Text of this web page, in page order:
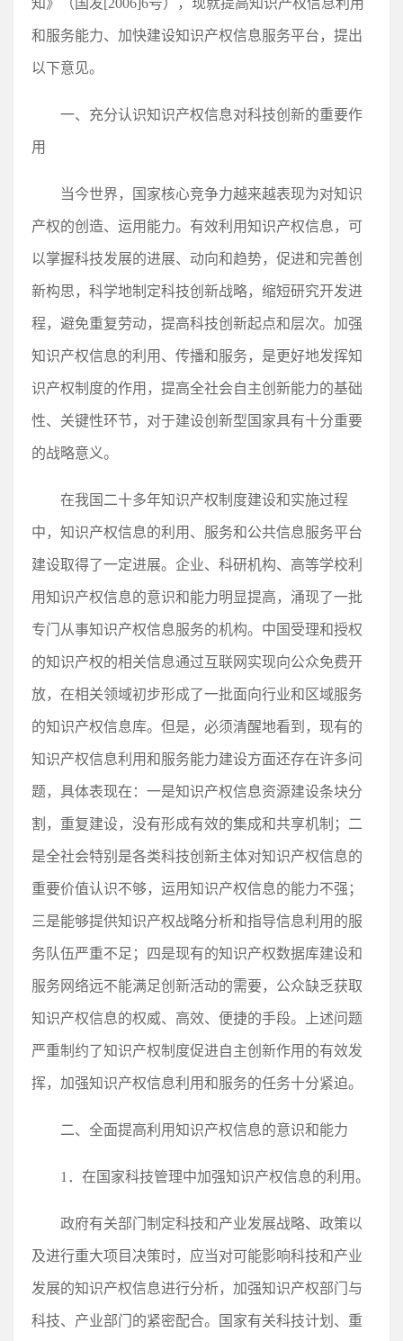
知》（国发[2006]6号），现就提高知识产权信息利用
和服务能力、加快建设知识产权信息服务平台，提出
以下意见。
一、充分认识知识产权信息对科技创新的重要作
用
当今世界，国家核心竞争力越来越表现为对知识
产权的创造、运用能力。有效利用知识产权信息，可
以掌握科技发展的进展、动向和趋势，促进和完善创
新构思，科学地制定科技创新战略，缩短研究开发进
程，避免重复劳动，提高科技创新起点和层次。加强
知识产权信息的利用、传播和服务，是更好地发挥知
识产权制度的作用，提高全社会自主创新能力的基础
性、关键性环节，对于建设创新型国家具有十分重要
的战略意义。
在我国二十多年知识产权制度建设和实施过程
中，知识产权信息的利用、服务和公共信息服务平台
建设取得了一定进展。企业、科研机构、高等学校利
用知识产权信息的意识和能力明显提高，涌现了一批
专门从事知识产权信息服务的机构。中国受理和授权
的知识产权的相关信息通过互联网实现向公众免费开
放，在相关领域初步形成了一批面向行业和区域服务
的知识产权信息库。但是，必须清醒地看到，现有的
知识产权信息利用和服务能力建设方面还存在许多问
题，具体表现在：一是知识产权信息资源建设条块分
割，重复建设，没有形成有效的集成和共享机制；二
是全社会特别是各类科技创新主体对知识产权信息的
重要价值认识不够，运用知识产权信息的能力不强；
三是能够提供知识产权战略分析和指导信息利用的服
务队伍严重不足；四是现有的知识产权数据库建设和
服务网络远不能满足创新活动的需要，公众缺乏获取
知识产权信息的权威、高效、便捷的手段。上述问题
严重制约了知识产权制度促进自主创新作用的有效发
挥，加强知识产权信息利用和服务的任务十分紧迫。
二、全面提高利用知识产权信息的意识和能力
1．在国家科技管理中加强知识产权信息的利用。
政府有关部门制定科技和产业发展战略、政策以
及进行重大项目决策时，应当对可能影响科技和产业
发展的知识产权信息进行分析，加强知识产权部门与
科技、产业部门的紧密配合。国家有关科技计划、重